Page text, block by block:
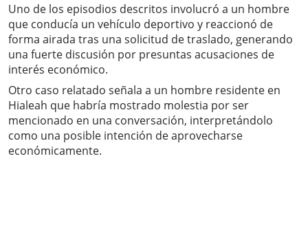
Uno de los episodios descritos involucró a un hombre
que conducía un vehículo deportivo y reaccionó de
forma airada tras una solicitud de traslado, generando
una fuerte discusión por presuntas acusaciones de
interés económico.
Otro caso relatado señala a un hombre residente en
Hialeah que habría mostrado molestia por ser
mencionado en una conversación, interpretándolo
como una posible intención de aprovecharse
económicamente.